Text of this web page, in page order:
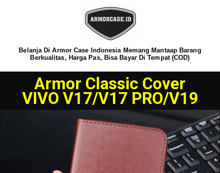
Belanja Di Armor Case Indonesia Memang Mantaap Barang
Berkualitas, Harga Pas, Bisa Bayar Di Tempat (COD)
Armor Classic Cover
VIVO V17/V17 PRO/V19